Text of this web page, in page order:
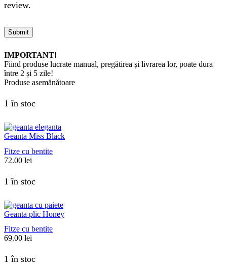
review.
IMPORTANT!
Fiind produse lucrate manual, pregătirea și livrarea lor, poate dura
între 2 și 5 zile!
Produse asemănătoare
1 în stoc
Geanta Miss Black
Fitze cu bentite
72.00 lei
1 în stoc
Geanta plic Honey
Fitze cu bentite
69.00 lei
1 în stoc